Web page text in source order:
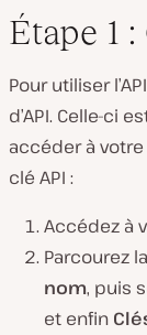
Étape 1
Pour utiliser
d’API. Celle-ci
accéder à
clé API :
Accédez à
Parcourez
nom, puis
et enfin